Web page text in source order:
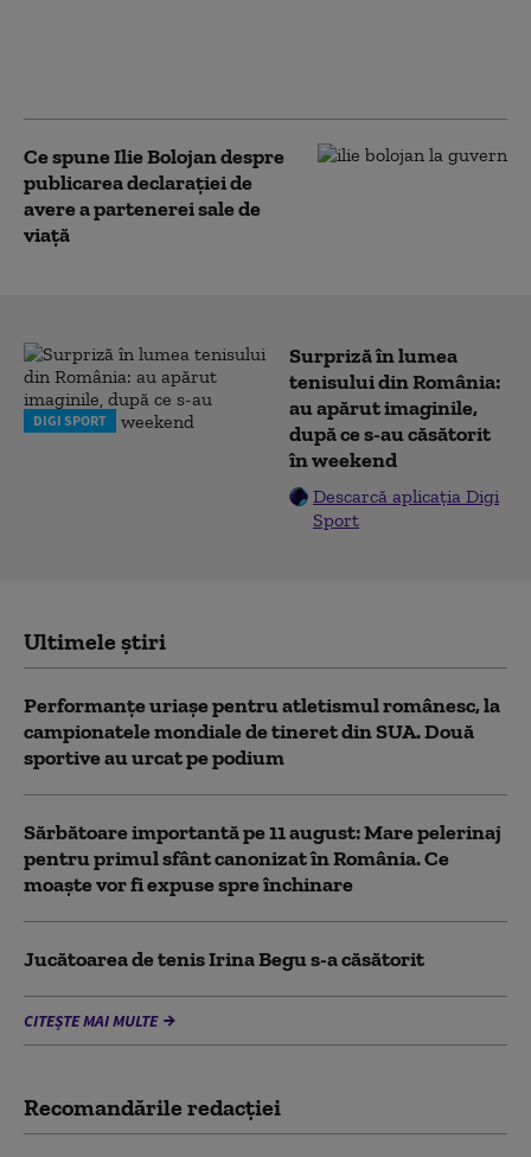
Ce spune Ilie Bolojan despre
publicarea declarației de
avere a partenerei sale de
viață
DIGI SPORT
Surpriză în lumea
tenisului din România:
au apărut imaginile,
după ce s-au căsătorit
în weekend
Descarcă aplicația Digi
Sport
Ultimele știri
Performanțe uriașe pentru atletismul românesc, la
campionatele mondiale de tineret din SUA. Două
sportive au urcat pe podium
Sărbătoare importantă pe 11 august: Mare pelerinaj
pentru primul sfânt canonizat în România. Ce
moaște vor fi expuse spre închinare
Jucătoarea de tenis Irina Begu s-a căsătorit
CITEȘTE MAI MULTE
Recomandările redacţiei